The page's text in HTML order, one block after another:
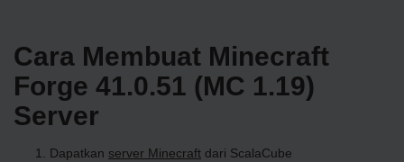
Cara Membuat Minecraft
Forge 41.0.51 (MC 1.19)
Server
Dapatkan server Minecraft dari ScalaCube